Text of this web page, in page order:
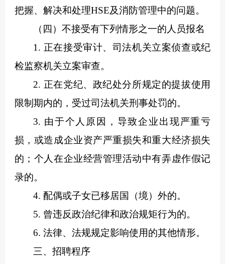
把握、解决和处理HSE及消防管理中的问题。
（四）不接受有下列情形之一的人员报名
1. 正在接受审计、司法机关立案侦查或纪
检监察机关立案审查。
2. 正在党纪、政纪处分所规定的提拔使用
限制期内的，受过司法机关刑事处罚的。
3. 由于个人原因，导致企业出现严重亏
损，或造成企业资产严重损失和重大经济损失
的；个人在企业经营管理活动中有弄虚作假记
录的。
4. 配偶或子女已移居国（境）外的。
5. 曾违反政治纪律和政治规矩行为的。
6. 法律、法规规定影响使用的其他情形。
三、招聘程序